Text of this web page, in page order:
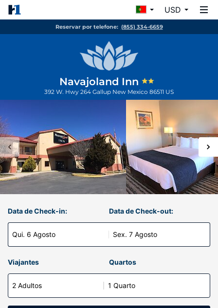
USD
Reservar por telefone: (855) 334-6659
Navajoland Inn
392 W. Hwy 264 Gallup New Mexico 86511 US
Data de Check-in:
Qui. 6 Agosto
Data de Check-out:
Sex. 7 Agosto
Viajantes Quartos
2 Adultos 1 Quarto